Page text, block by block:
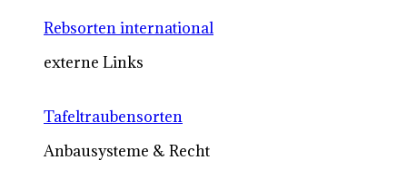
Rebsorten international
externe Links
Tafeltraubensorten
Anbausysteme & Recht